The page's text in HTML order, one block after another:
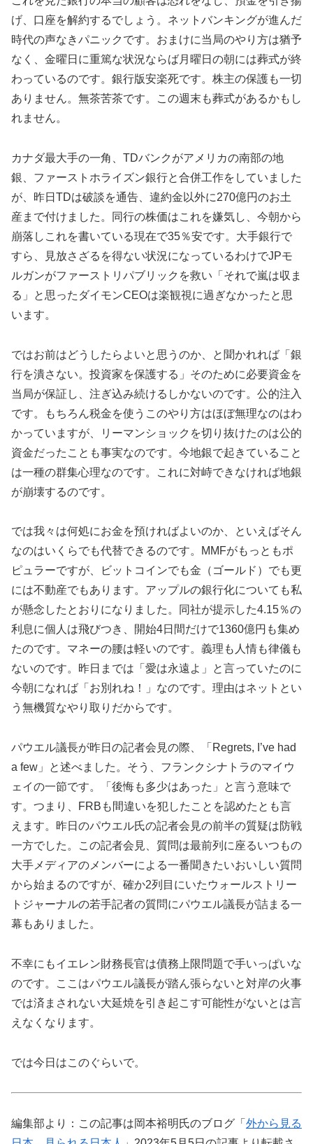
げ、口座を解約するでしょう。ネットバンキングが進んだ
時代の声なきパニックです。おまけに当局のやり方は猶予
なく、金曜日に重篤な状況ならば月曜日の朝には葬式が終
わっているのです。銀行版安楽死です。株主の保護も一切
ありません。無茶苦茶です。この週末も葬式があるかもし
れません。
カナダ最大手の一角、TDバンクがアメリカの南部の地
銀、ファーストホライズン銀行と合併工作をしていました
が、昨日TDは破談を通告、違約金以外に270億円のお土
産まで付けました。同行の株価はこれを嫌気し、今朝から
崩落しこれを書いている現在で35％安です。大手銀行で
すら、見放さざるを得ない状況になっているわけでJPモ
ルガンがファーストリパブリックを救い「それで嵐は収ま
る」と思ったダイモンCEOは楽観視に過ぎなかったと思
います。
ではお前はどうしたらよいと思うのか、と聞かれれば「銀
行を潰さない。投資家を保護する」そのために必要資金を
当局が保証し、注ぎ込み続けるしかないのです。公的注入
です。もちろん税金を使うこのやり方はほぼ無理なのはわ
かっていますが、リーマンショックを切り抜けたのは公的
資金だったことも事実なのです。今地銀で起きていること
は一種の群集心理なのです。これに対峙できなければ地銀
が崩壊するのです。
では我々は何処にお金を預ければよいのか、といえばそん
なのはいくらでも代替できるのです。MMFがもっともポ
ピュラーですが、ビットコインでも金（ゴールド）でも更
には不動産でもあります。アップルの銀行化についても私
が懸念したとおりになりました。同社が提示した4.15％の
利息に個人は飛びつき、開始4日間だけで1360億円も集め
たのです。マネーの腰は軽いのです。義理も人情も律儀も
ないのです。昨日までは「愛は永遠よ」と言っていたのに
今朝になれば「お別れね！」なのです。理由はネットとい
う無機質なやり取りだからです。
パウエル議長が昨日の記者会見の際、「Regrets, I’ve had
a few」と述べました。そう、フランクシナトラのマイウ
ェイの一節です。「後悔も多少はあった」と言う意味で
す。つまり、FRBも間違いを犯したことを認めたとも言
えます。昨日のパウエル氏の記者会見の前半の質疑は防戦
一方でした。この記者会見、質問は最前列に座るいつもの
大手メディアのメンバーによる一番聞きたいおいしい質問
から始まるのですが、確か2列目にいたウォールストリー
トジャーナルの若手記者の質問にパウエル議長が詰まる一
幕もありました。
不幸にもイエレン財務長官は債務上限問題で手いっぱいな
のです。ここはパウエル議長が踏ん張らないと対岸の火事
では済まされない大延焼を引き起こす可能性がないとは言
えなくなります。
では今日はこのぐらいで。
編集部より：この記事は岡本裕明氏のブログ「 外から見る